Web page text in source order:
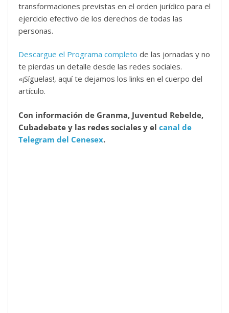
transformaciones previstas en el orden jurídico para el
ejercicio efectivo de los derechos de todas las
personas.
Descargue el Programa completo de las jornadas y no
te pierdas un detalle desde las redes sociales.
«¡Síguelas!, aquí te dejamos los links en el cuerpo del
artículo.
Con información de Granma, Juventud Rebelde,
Cubadebate y las redes sociales y el canal de
Telegram del Cenesex.